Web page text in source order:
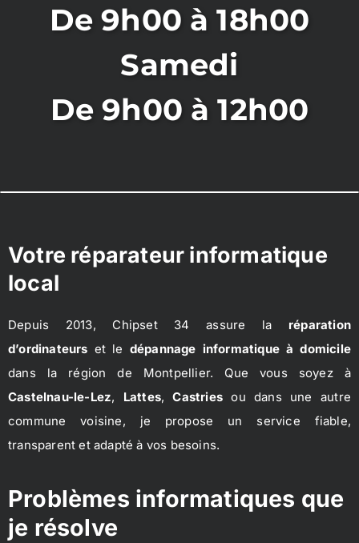
De 9h00 à 18h00
Samedi
De 9h00 à 12h00
Votre réparateur informatique
local
Depuis 2013, Chipset 34 assure la réparation
d’ordinateurs et le dépannage informatique à domicile
dans la région de Montpellier. Que vous soyez à
Castelnau-le-Lez, Lattes,Castries ou dans une autre
commune voisine, je propose un service fiable,
transparent et adapté à vos besoins.
Problèmes informatiques que
je résolve